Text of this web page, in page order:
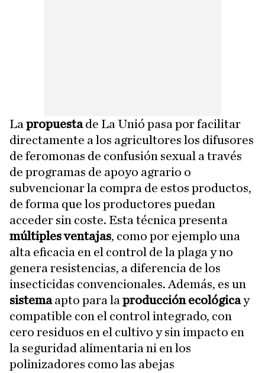
La propuestade La Unió pasa por facilitar
directamente a los agricultores los difusores
de feromonas de confusión sexual a través
de programas de apoyo agrario o
subvencionar la compra de estos productos,
de forma que los productores puedan
acceder sin coste. Esta técnica presenta
múltiples ventajas, como por ejemplo una
alta eficacia en el control de la plaga y no
genera resistencias, a diferencia de los
insecticidas convencionales. Además, es un
sistemaapto para la producción ecológicay
compatible con el control integrado, con
cero residuos en el cultivo y sin impacto en
la seguridad alimentaria ni en los
polinizadores como las abejas